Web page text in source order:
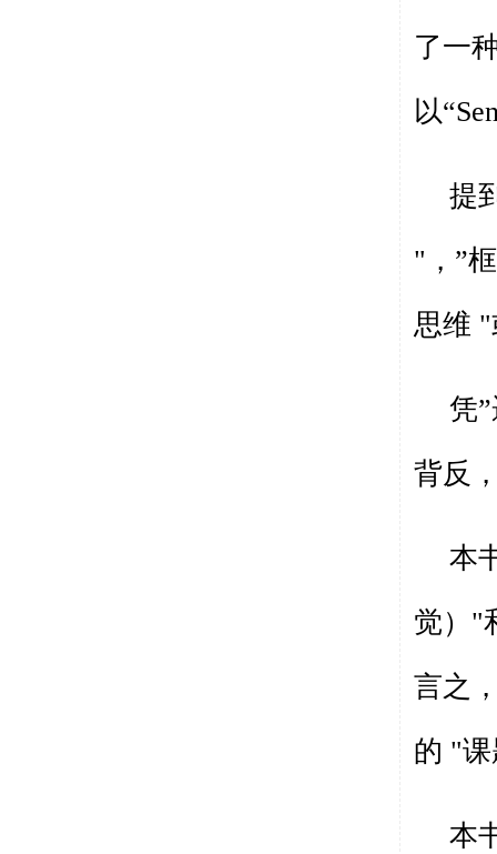
了一
以“
提
" ，”
思维 "
凭
背反
本
觉） "
言之
的 "
本